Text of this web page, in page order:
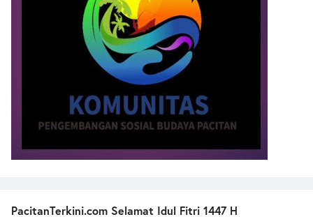
PacitanTerkini.com Selamat Idul Fitri 1447 H